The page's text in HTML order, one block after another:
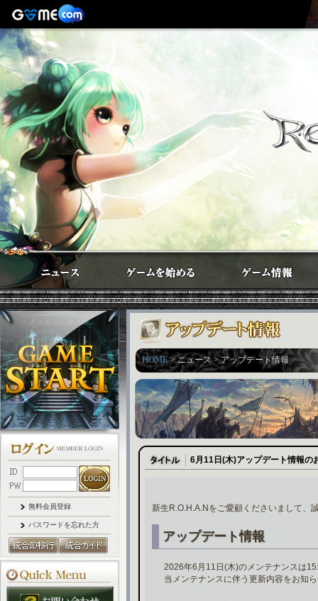
無料会員登録
パスワードを忘れた方
HOME> ニュース > アップデート情報
6月11日(木)アップデート情報の
新生R.O.H.A.Nをご愛顧くださいまして、
アップデート情報
2026年6月11日(木)のメンテナンスは
当メンテナンスに伴う更新内容をお知